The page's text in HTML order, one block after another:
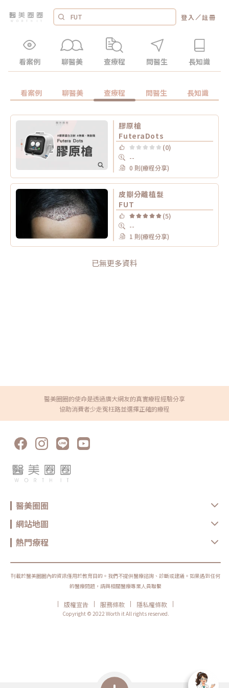
登入 ／註冊
看案例 聊醫美 查療程 問醫生 長知識
看案例 聊醫美 查療程 問醫生 長知識
膠原槍
FuteraDots
(0)
--
0 則(療程分享)
皮瓣分離植髮
FUT
(5)
--
1 則(療程分享)
已無更多資料
醫美圈圈的使命是透過廣大網友的真實療程經驗分享
協助消費者少走冤枉路並選擇正確的療程
醫美圈圈
網站地圖
熱門療程
刊載於醫美圈圈內的資訊僅用於教育目的。我們不提供醫療諮詢、診斷或建議。如果遇到任何
的醫療問題，請與相關醫療專業人員聯繫
| 版權宣告 | 服務條款 | 隱私權條款
|
Copyright © 2022 Worth it All rights reserved.